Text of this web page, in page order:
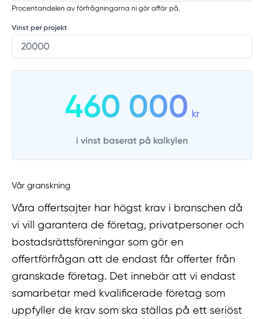
Procentandelen av förfrågningarna ni gör affär på.
Vinst per projekt
460 000 kr
i vinst baserat på kalkylen
Vår granskning
Våra offertsajter har högst krav i branschen då
vi vill garantera de företag, privatpersoner och
bostadsrättsföreningar som gör en
offertförfrågan att de endast får offerter från
granskade företag. Det innebär att vi endast
samarbetar med kvalificerade företag som
uppfyller de krav som ska ställas på ett seriöst